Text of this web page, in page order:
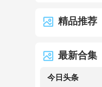
精品推荐
最新合集
今日头条